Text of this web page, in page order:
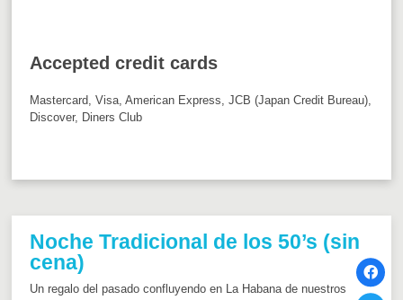
Accepted credit cards
Mastercard, Visa, American Express, JCB (Japan Credit Bureau),
Discover, Diners Club
Noche Tradicional de los 50’s (sin
cena)
Un regalo del pasado confluyendo en La Habana de nuestros